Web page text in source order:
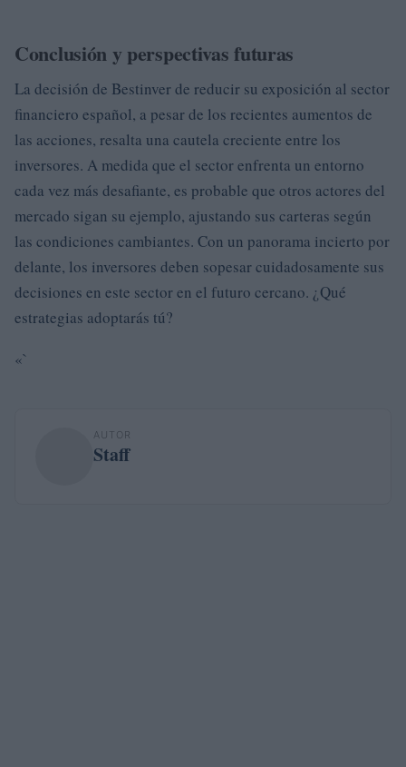
Conclusión y perspectivas futuras
La decisión de Bestinver de reducir su exposición al sector
financiero español, a pesar de los recientes aumentos de
las acciones, resalta una cautela creciente entre los
inversores. A medida que el sector enfrenta un entorno
cada vez más desafiante, es probable que otros actores del
mercado sigan su ejemplo, ajustando sus carteras según
las condiciones cambiantes. Con un panorama incierto por
delante, los inversores deben sopesar cuidadosamente sus
decisiones en este sector en el futuro cercano. ¿Qué
estrategias adoptarás tú?
«`
AUTOR
Staff